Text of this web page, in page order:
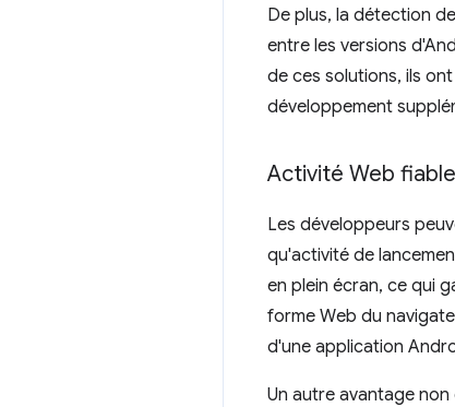
De plus, la détection
entre les versions
de ces solutions, ils
développement
Activité Web
Les développeurs
qu'activité de
en plein écran, ce qui
forme Web du
d'une application
Un autre avantage